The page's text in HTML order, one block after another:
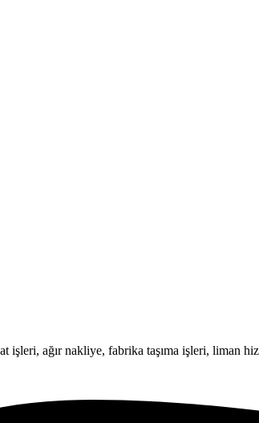
işleri, ağır nakliye, fabrika taşıma işleri, liman